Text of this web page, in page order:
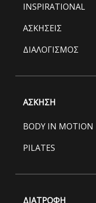
INSPIRATIONAL
ΑΣΚΗΣΕΙΣ
ΔΙΑΛΟΓΙΣΜΟΣ
ΑΣΚΗΣΗ
BODY IN MOTION
PILATES
ΔΙΑΤΡΟΦΗ